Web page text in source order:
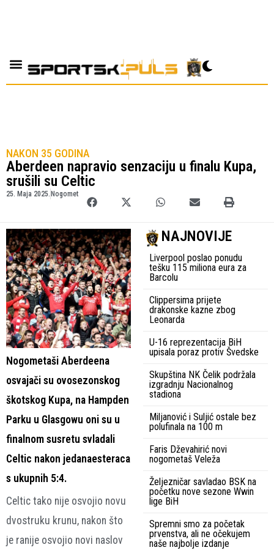
NAKON 35 GODINA
Aberdeen napravio senzaciju u finalu Kupa,
srušili su Celtic
25. Maja 2025. Nogomet
Nogometaši Aberdeena
osvajači su ovosezonskog
škotskog Kupa, na Hampden
Parku u Glasgowu oni su u
finalnom susretu svladali
Celtic nakon jedanaesteraca
s ukupnih 5:4.
Celtic tako nije osvojio novu
dvostruku krunu, nakon što
je ranije osvojio novi naslov
NAJNOVIJE
Liverpool poslao ponudu
tešku 115 miliona eura za
Barcolu
Clippersima prijete
drakonske kazne zbog
Leonarda
U-16 reprezentacija BiH
upisala poraz protiv Švedske
Skupština NK Čelik podržala
izgradnju Nacionalnog
stadiona
Miljanović i Suljić ostale bez
polufinala na 100 m
Faris Dževahirić novi
nogometaš Veleža
Željezničar savladao BSK na
početku nove sezone Wwin
lige BiH
Spremni smo za početak
prvenstva, ali ne očekujem
naše najbolje izdanje